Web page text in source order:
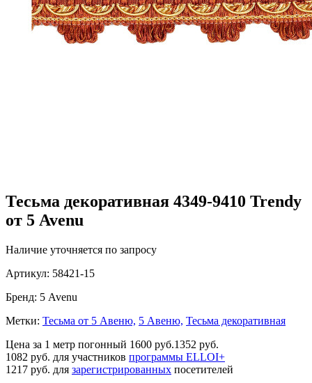
Тесьма декоративная 4349-9410 Trendy
от 5 Avenu
Наличие уточняется по запросу
Артикул: 58421-15
Бренд: 5 Avenu
Метки: Тесьма от 5 Авеню, 5 Авеню, Тесьма декоративная
Цена за 1 метр погонный 1600 руб.1352 руб.
1082 руб. для участников программы ELLOI+
1217 руб. для зарегистрированных посетителей